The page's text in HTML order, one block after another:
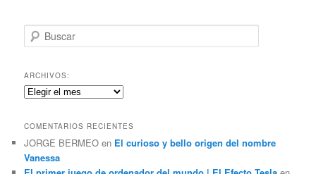
u
c
a
r
ARCHIVOS:
Archivos:
COMENTARIOS RECIENTES
JORGE BERMEO en El curioso y bello origen del nombre
Vanessa